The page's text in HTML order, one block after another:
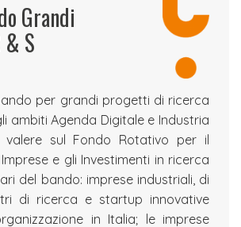
Grandi
S
per grandi progetti di ricerca
ambiti Agenda Digitale e Industria
valere sul Fondo Rotativo per il
e gli Investimenti in ricerca
del bando: imprese industriali, di
di ricerca e startup innovative
in Italia; le imprese